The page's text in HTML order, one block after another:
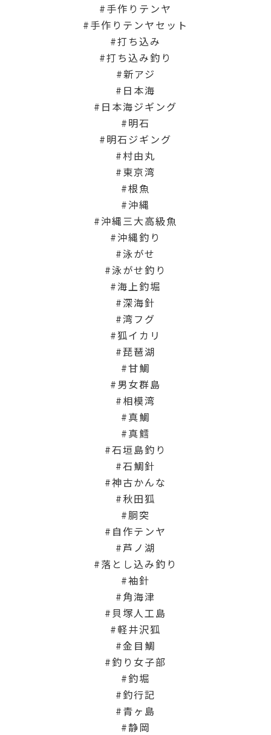
手作りテンヤ
手作りテンヤセット
打ち込み
打ち込み釣り
新アジ
日本海
日本海ジギング
明石
明石ジギング
村由丸
東京湾
根魚
沖縄
沖縄三大高級魚
沖縄釣り
泳がせ
泳がせ釣り
海上釣堀
深海針
湾フグ
狐イカリ
琵琶湖
甘鯛
男女群島
相模湾
真鯛
真鱈
石垣島釣り
石鯛針
神古かんな
秋田狐
胴突
自作テンヤ
芦ノ湖
落とし込み釣り
袖針
角海津
貝塚人工島
軽井沢狐
金目鯛
釣り女子部
釣堀
釣行記
青ヶ島
静岡